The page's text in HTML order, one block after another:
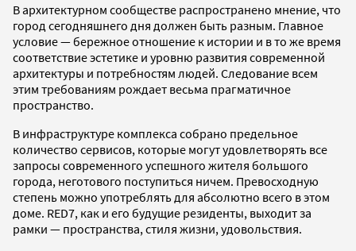
В архитектурном сообществе распространено мнение, что
город сегодняшнего дня должен быть разным. Главное
условие — бережное отношение к истории и в то же время
соответствие эстетике и уровню развития современной
архитектуры и потребностям людей. Следование всем
этим требованиям рождает весьма прагматичное
пространство.
В инфраструктуре комплекса собрано предельное
количество сервисов, которые могут удовлетворять все
запросы современного успешного жителя большого
города, неготового поступиться ничем. Превосходную
степень можно употреблять для абсолютно всего в этом
доме. RED7, как и его будущие резиденты, выходит за
рамки — пространства, стиля жизни, удовольствия.